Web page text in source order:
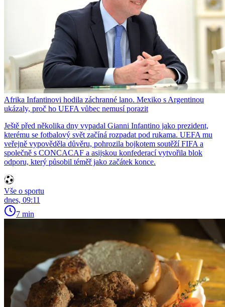
Afrika Infantinovi hodila záchranné lano. Mexiko s Argentinou
ukázaly, proč ho UEFA vůbec nemusí porazit
Ještě před několika dny vypadal Gianni Infantino jako prezident,
kterému se fotbalový svět začíná rozpadat pod rukama. UEFA mu
veřejně vypověděla důvěru, pohrozila bojkotem soutěží FIFA a
společně s CONCACAF a asijskou konfederací vytvořila blok
odporu, který působil téměř jako začátek konce.
Vše o sportu
dnes, 09:11
7 min